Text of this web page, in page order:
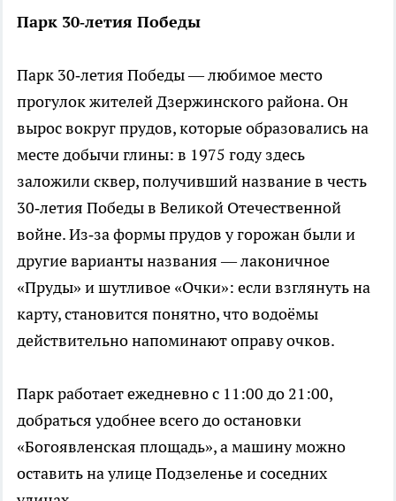
Парк 30‑летия Победы
Парк 30‑летия Победы — любимое место
прогулок жителей Дзержинского района. Он
вырос вокруг прудов, которые образовались на
месте добычи глины: в 1975 году здесь
заложили сквер, получивший название в честь
30‑летия Победы в Великой Отечественной
войне. Из‑за формы прудов у горожан были и
другие варианты названия — лаконичное
«Пруды» и шутливое «Очки»: если взглянуть на
карту, становится понятно, что водоёмы
действительно напоминают оправу очков.
Парк работает ежедневно с 11:00 до 21:00,
добраться удобнее всего до остановки
«Богоявленская площадь», а машину можно
оставить на улице Подзеленье и соседних